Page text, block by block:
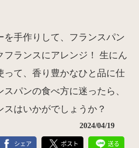
を手作りして、フランスパン
フランスにアレンジ！ 生にん
って、香り豊かなひと品に仕
パンの食べ方に迷ったら、
スはいかがでしょうか？
2024/04/19
シェア ポスト 送る